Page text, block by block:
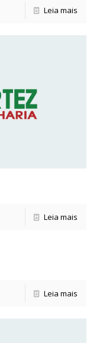
Leia mais
Leia mais
Leia mais